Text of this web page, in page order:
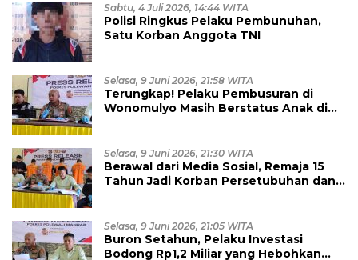
Sabtu, 4 Juli 2026, 14:44 WITA
Polisi Ringkus Pelaku Pembunuhan,
Satu Korban Anggota TNI
Selasa, 9 Juni 2026, 21:58 WITA
Terungkap! Pelaku Pembusuran di
Wonomulyo Masih Berstatus Anak di
Selasa, 9 Juni 2026, 21:30 WITA
Berawal dari Media Sosial, Remaja 15
Tahun Jadi Korban Persetubuhan dan
Selasa, 9 Juni 2026, 21:05 WITA
Buron Setahun, Pelaku Investasi
Bodong Rp1,2 Miliar yang Hebohkan